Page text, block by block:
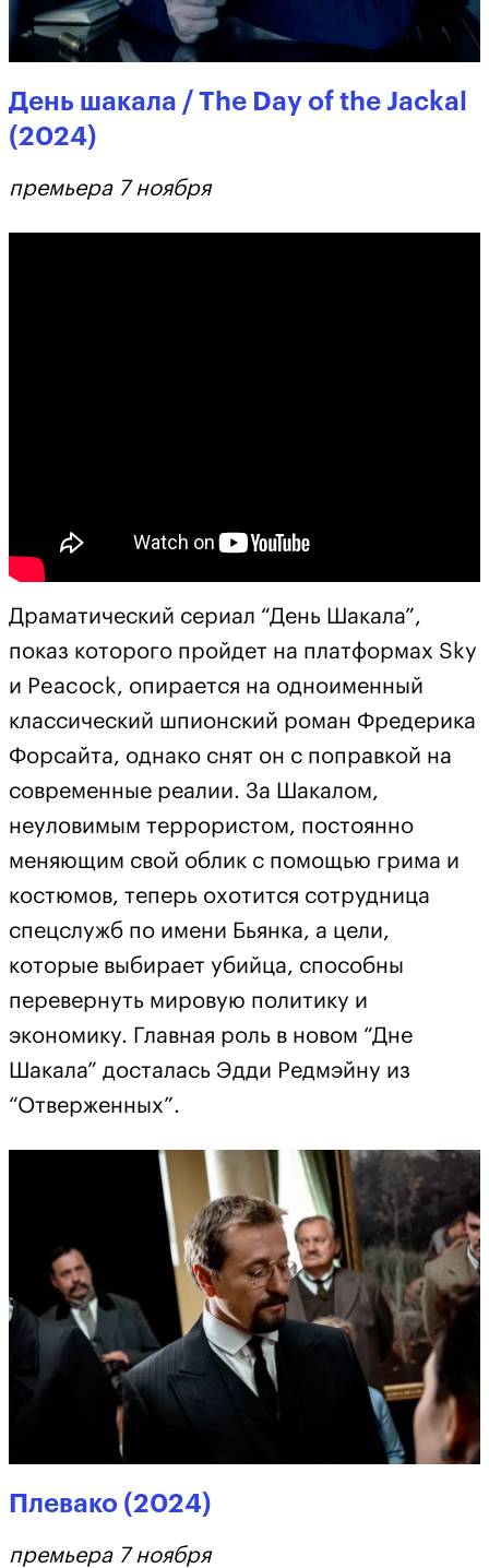
День шакала / The Day of the Jackal
(2024)
премьера 7 ноября
Драматический сериал “День Шакала”,
показ которого пройдет на платформах Sky
и Peacock, опирается на одноименный
классический шпионский роман Фредерика
Форсайта, однако снят он с поправкой на
современные реалии. За Шакалом,
неуловимым террористом, постоянно
меняющим свой облик с помощью грима и
костюмов, теперь охотится сотрудница
спецслужб по имени Бьянка, а цели,
которые выбирает убийца, способны
перевернуть мировую политику и
экономику. Главная роль в новом “Дне
Шакала” досталась Эдди Редмэйну из
“Отверженных”.
Плевако (2024)
премьера 7 ноября